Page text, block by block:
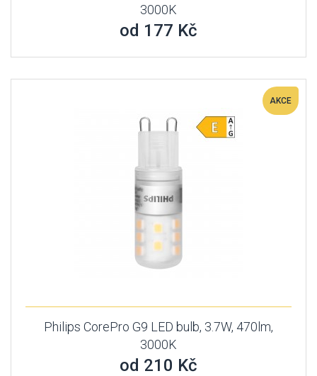
3000K
od 177 Kč
AKCE
Philips CorePro G9 LED bulb, 3.7W, 470lm,
3000K
od 210 Kč